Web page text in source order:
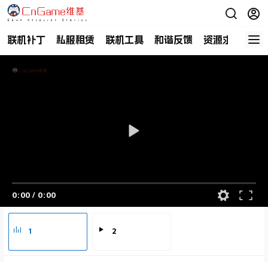
联机补丁 私服租赁 联机工具 和谐反馈 资源求助 商
0:00 / 0:00
1 2